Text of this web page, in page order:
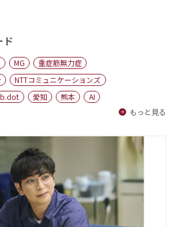
ド
MG
重症筋無力症
NTTコミュニケーションズ
b.dot 愛知 熊本
AI
もっと見る